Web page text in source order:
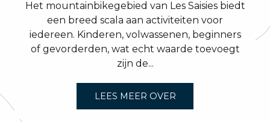
Het mountainbikegebied van Les Saisies biedt
een breed scala aan activiteiten voor
iedereen. Kinderen, volwassenen, beginners
of gevorderden, wat echt waarde toevoegt
zijn de...
LEES MEER OVER